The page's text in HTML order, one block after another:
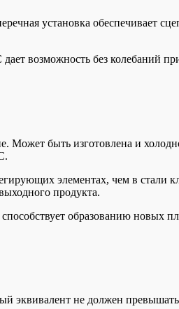
установка обеспечивает
возможность без колебаний
Может быть изготовлена и
элементах, чем в стали
продукта.
образованию новых
эквивалент не должен